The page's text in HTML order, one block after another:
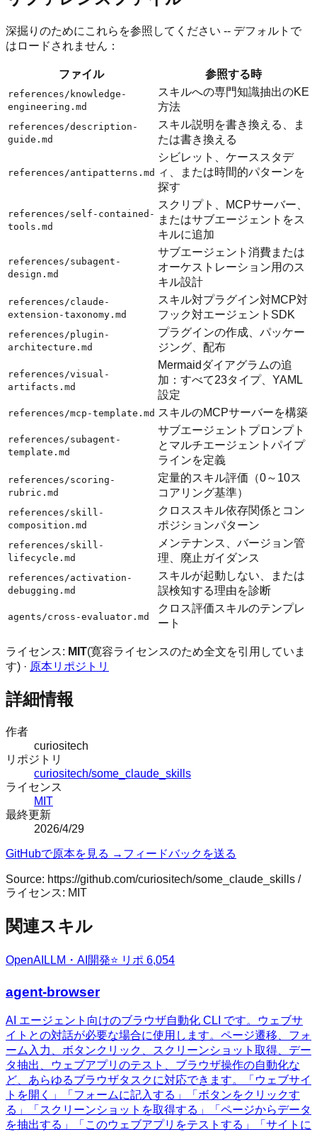
深掘りのためにこれらを参照してください -- デフォルトで
はロードされません：
ファイル 参照する時
references/knowledge-
engineering.md
スキルへの専門知識抽出のKE
方法
references/description-
guide.md
スキル説明を書き換える、ま
たは書き換える
references/antipatterns.md
シビレット、ケーススタデ
ィ、または時間的パターンを
探す
references/self-contained-
tools.md
スクリプト、MCPサーバー、
またはサブエージェントをス
キルに追加
references/subagent-
design.md
サブエージェント消費または
オーケストレーション用のス
キル設計
references/claude-
extension-taxonomy.md
スキル対プラグイン対MCP対
フック対エージェントSDK
references/plugin-
architecture.md
プラグインの作成、パッケー
ジング、配布
references/visual-
artifacts.md
Mermaidダイアグラムの追
加：すべて23タイプ、YAML
設定
references/mcp-template.md スキルのMCPサーバーを構築
references/subagent-
template.md
サブエージェントプロンプト
とマルチエージェントパイプ
ラインを定義
references/scoring-
rubric.md
定量的スキル評価（0～10ス
コアリング基準）
references/skill-
composition.md
クロススキル依存関係とコン
ポジションパターン
references/skill-
lifecycle.md
メンテナンス、バージョン管
理、廃止ガイダンス
references/activation-
debugging.md
スキルが起動しない、または
誤検知する理由を診断
agents/cross-evaluator.md
クロス評価スキルのテンプレ
ート
ライセンス: MIT(寛容ライセンスのため全文を引用していま
す) · 原本リポジトリ
詳細情報
作者
curiositech
リポジトリ
curiositech/some_claude_skills
ライセンス
MIT
最終更新
2026/4/29
GitHubで原本を見る → フィードバックを送る
Source: https://github.com/curiositech/some_claude_skills /
ライセンス: MIT
関連スキル
OpenAI LLM・AI開発⭐ リポ 6,054
agent-browser
AI エージェント向けのブラウザ自動化 CLI です。ウェブサ
イトとの対話が必要な場合に使用します。ページ遷移、フォ
ーム入力、ボタンクリック、スクリーンショット取得、デー
タ抽出、ウェブアプリのテスト、ブラウザ操作の自動化な
ど、あらゆるブラウザタスクに対応できます。「ウェブサイ
トを開く」「フォームに記入する」「ボタンをクリックす
る」「スクリーンショットを取得する」「ページからデータ
を抽出する」「このウェブアプリをテストする」「サイトに